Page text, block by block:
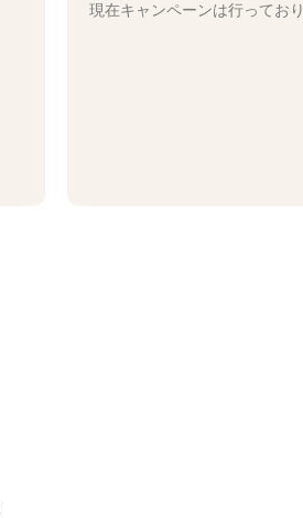
現在キャンペーンは行ってお